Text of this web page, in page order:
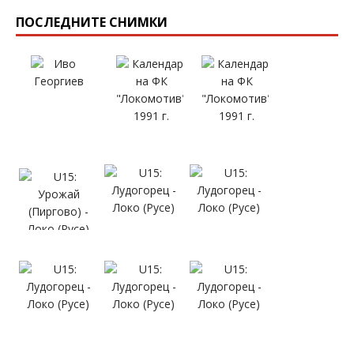
ПОСЛЕДНИТЕ СНИМКИ